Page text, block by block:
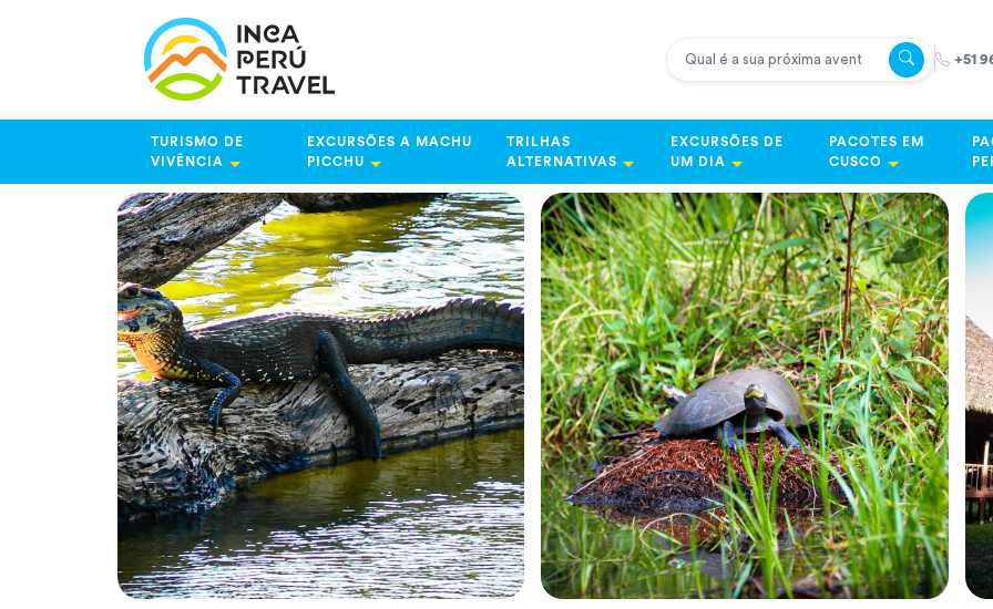
+51
TURISMO DE
VIVÊNCIA
EXCURSÕES A MACHU
PICCHU
TRILHAS
ALTERNATIVAS
EXCURSÕES DE
UM DIA
PACOTES EM
CUSCO